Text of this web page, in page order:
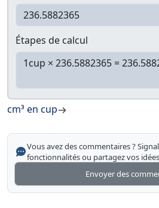
Étapes de calcul
cm³ en cup
Vous avez des commentaires ?
fonctionnalités ou partagez vos
Envoyer des